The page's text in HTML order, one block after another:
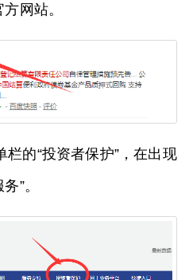
网站。
的“投资者保护”，在出现
”。